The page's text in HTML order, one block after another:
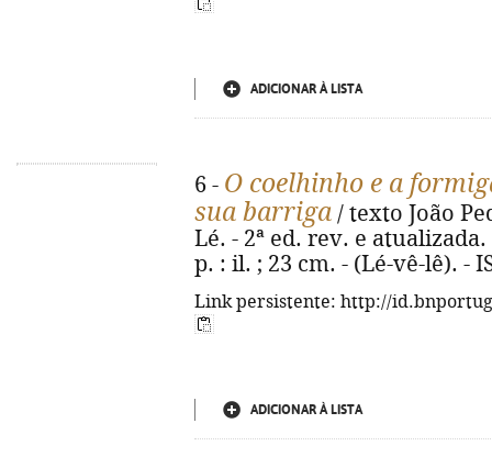
ADICIONAR À LISTA
6 - O coelhinho e a
sua barriga / texto João
Lé. - 2ª ed. rev. e
p. : il. ; 23 cm. - (Lé-vê-lê). -
Link persistente: http://
ADICIONAR À LISTA